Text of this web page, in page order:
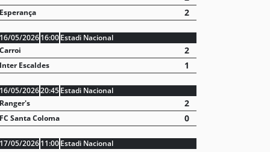
2
05/2026 16:00 Estadi Nacional
2
Escaldes 1
05/202620:45 Estadi Nacional
2
Santa Coloma 0
05/2026 11:00 Estadi Nacional